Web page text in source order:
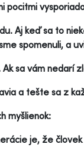
pocitmi
Aj keď sa to
spomenuli, a
sa vám nedarí
a tešte sa z
myšlienok:
je, že